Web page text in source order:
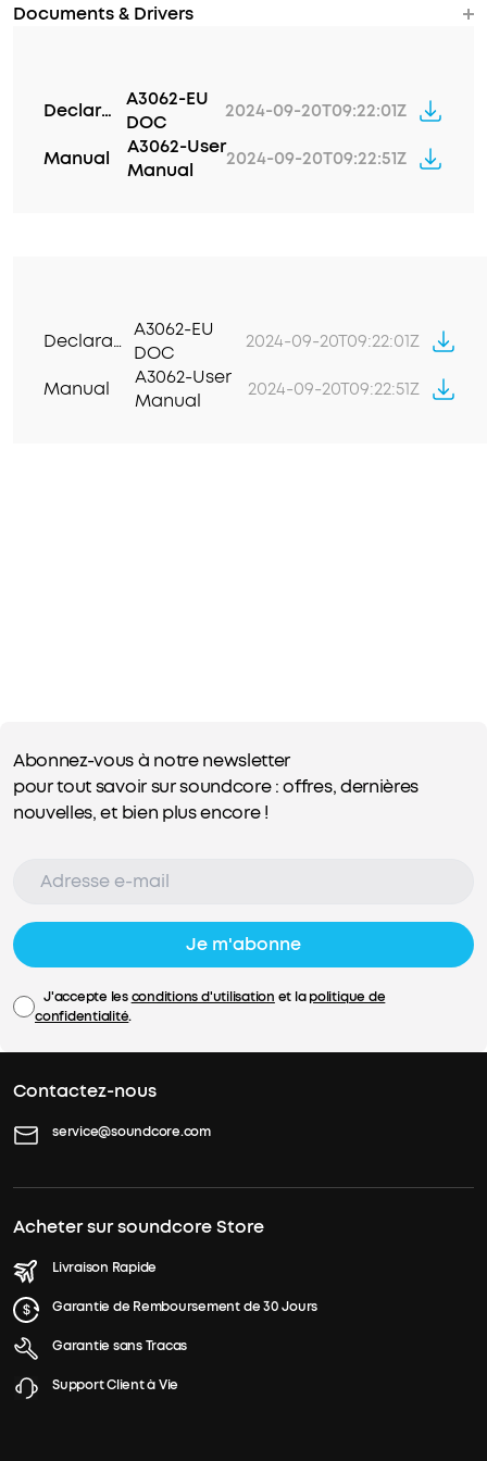
Documents & Drivers
Declaration of Conformity
A3062-EU
DOC
2024-09-20T09:22:01Z
Manual
A3062-User
Manual
2024-09-20T09:22:51Z
Declaration of Conformity
A3062-EU
DOC
2024-09-20T09:22:01Z
Manual
A3062-User
Manual
2024-09-20T09:22:51Z
Abonnez-vous à notre newsletter
pour tout savoir sur soundcore : offres, dernières
nouvelles, et bien plus encore !
Je m'abonne
J'accepte lesconditions d'utilisation et lapolitique de
confidentialité.
Contactez-nous
service@soundcore.com
Acheter sur soundcore Store
Livraison Rapide
Garantie de Remboursement de 30 Jours
Garantie sans Tracas
Support Client à Vie